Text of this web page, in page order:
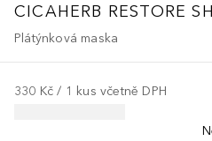
CICAHERB RESTORE
Plátýnková maska
330 Kč / 1 kus včetně DPH